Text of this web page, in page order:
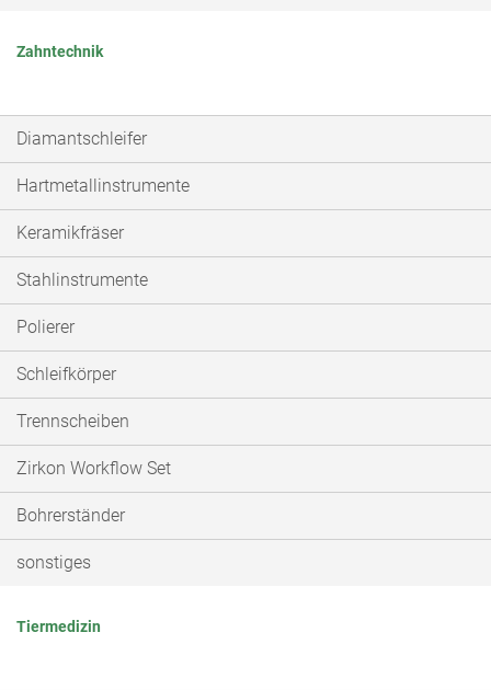
Zahntechnik
Diamantschleifer
Hartmetallinstrumente
Keramikfräser
Stahlinstrumente
Polierer
Schleifkörper
Trennscheiben
Zirkon Workflow Set
Bohrerständer
sonstiges
Tiermedizin